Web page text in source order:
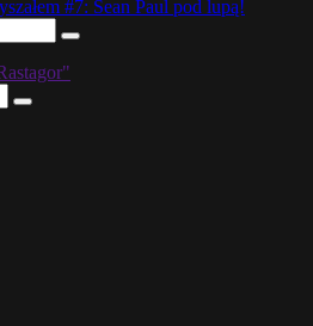
#7: Sean Paul pod lupą!